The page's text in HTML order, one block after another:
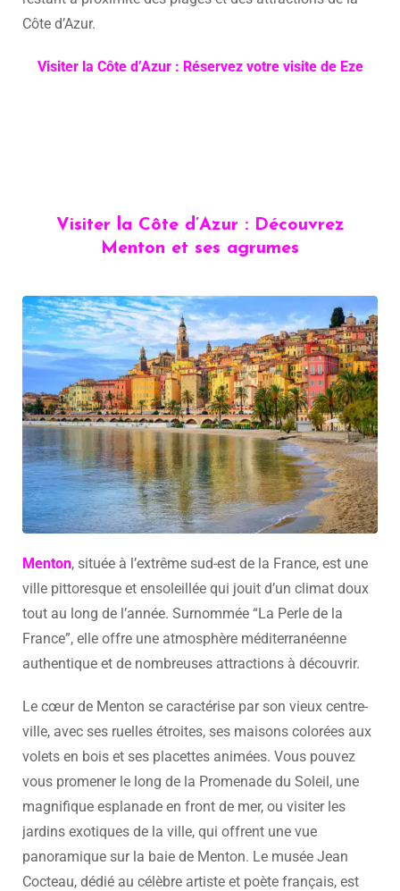
Côte d’Azur.
Visiter la Côte d’Azur : Réservez votre visite de Eze
Visiter la Côte d’Azur : Découvrez
Menton et ses agrumes
Menton, située à l’extrême sud-est de la France, est une
ville pittoresque et ensoleillée qui jouit d’un climat doux
tout au long de l’année. Surnommée “La Perle de la
France”, elle offre une atmosphère méditerranéenne
authentique et de nombreuses attractions à découvrir.
Le cœur de Menton se caractérise par son vieux centre-
ville, avec ses ruelles étroites, ses maisons colorées aux
volets en bois et ses placettes animées. Vous pouvez
vous promener le long de la Promenade du Soleil, une
magnifique esplanade en front de mer, ou visiter les
jardins exotiques de la ville, qui offrent une vue
panoramique sur la baie de Menton. Le musée Jean
Cocteau, dédié au célèbre artiste et poète français, est